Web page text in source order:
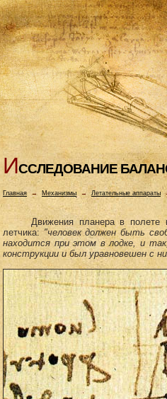
ИССЛЕДОВАHИЕ
Главная→ Механизмы →Летательные аппараты
Движения планера в полете
летчика: "человек должен быть
находится при этом в лодке, и
конструкции и был уравновешен с